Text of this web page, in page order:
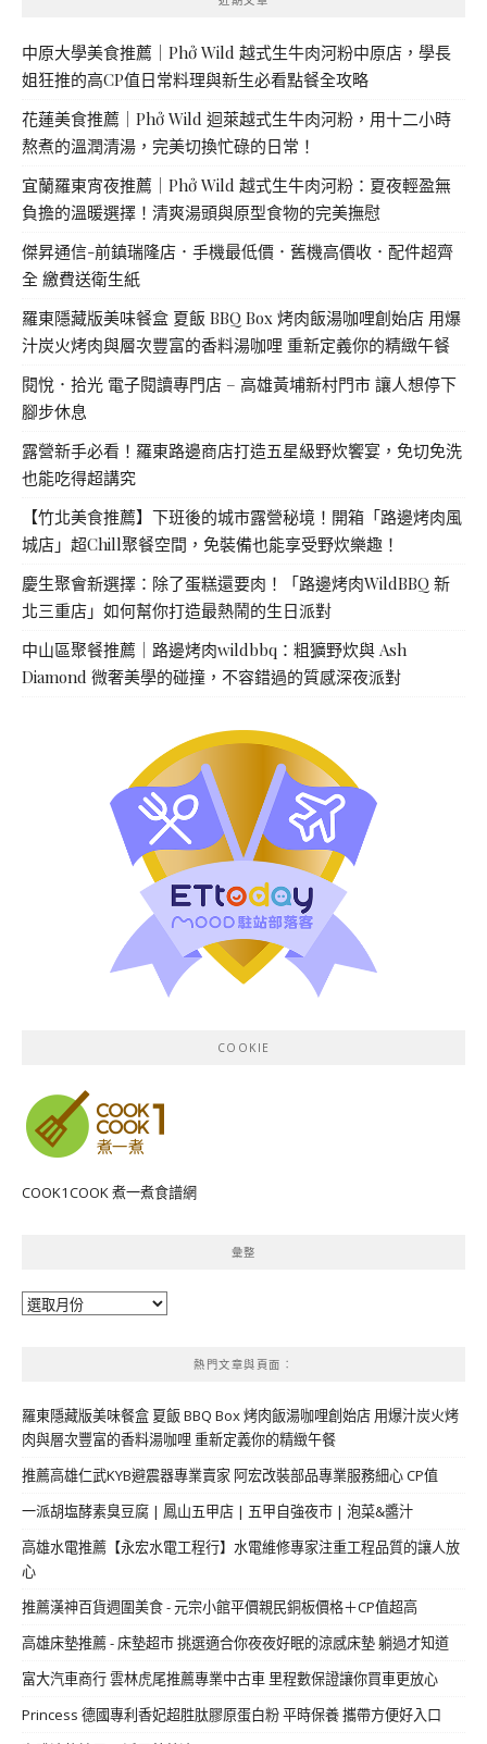
中原大學美食推薦｜Phở Wild 越式生牛肉河粉中原店，學長
姐狂推的高CP值日常料理與新生必看點餐全攻略
花蓮美食推薦｜Phở Wild 迴萊越式生牛肉河粉，用十二小時
熬煮的溫潤清湯，完美切換忙碌的日常！
宜蘭羅東宵夜推薦｜Phở Wild 越式生牛肉河粉：夏夜輕盈無
負擔的溫暖選擇！清爽湯頭與原型食物的完美撫慰
傑昇通信-前鎮瑞隆店．手機最低價．舊機高價收．配件超齊
全 繳費送衛生紙
羅東隱藏版美味餐盒 夏飯 BBQ Box 烤肉飯湯咖哩創始店 用爆
汁炭火烤肉與層次豐富的香料湯咖哩 重新定義你的精緻午餐
閱悅．拾光 電子閱讀專門店 – 高雄黃埔新村門市 讓人想停下
腳步休息
露營新手必看！羅東路邊商店打造五星級野炊饗宴，免切免洗
也能吃得超講究
【竹北美食推薦】下班後的城市露營秘境！開箱「路邊烤肉風
城店」超Chill聚餐空間，免裝備也能享受野炊樂趣！
慶生聚會新選擇：除了蛋糕還要肉！「路邊烤肉WildBBQ 新
北三重店」如何幫你打造最熱鬧的生日派對
中山區聚餐推薦｜路邊烤肉wildbbq：粗獷野炊與 Ash
Diamond 微奢美學的碰撞，不容錯過的質感深夜派對
COOKIE
COOK1COOK 煮一煮食譜網
彙整
彙
熱門文章與頁面︰
羅東隱藏版美味餐盒 夏飯 BBQ Box 烤肉飯湯咖哩創始店 用爆汁炭火烤
肉與層次豐富的香料湯咖哩 重新定義你的精緻午餐
推薦高雄仁武KYB避震器專業賣家 阿宏改裝部品專業服務細心 CP值
一派胡塩酵素臭豆腐 | 鳳山五甲店 | 五甲自強夜市 | 泡菜&醬汁
高雄水電推薦【永宏水電工程行】水電維修專家注重工程品質的讓人放
心
推薦漢神百貨週圍美食 - 元宗小館平價親民銅板價格＋CP值超高
高雄床墊推薦 - 床墊超市 挑選適合你夜夜好眠的涼感床墊 躺過才知道
富大汽車商行 雲林虎尾推薦專業中古車 里程數保證讓你買車更放心
Princess 德國專利香妃超胜肽膠原蛋白粉 平時保養 攜帶方便好入口